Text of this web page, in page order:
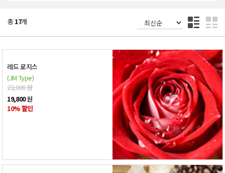
총 17개
레드 로지스
(JM Type)
22,000원
19,800원
10% 할인